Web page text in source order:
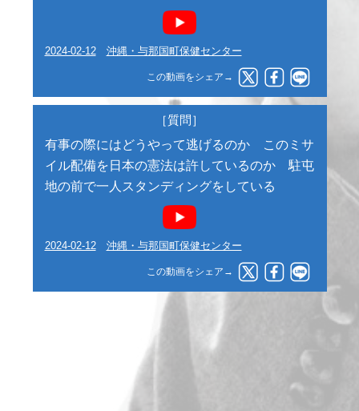
2024-02-12 沖縄・与那国町保健センター
この動画をシェア→
［質問］
有事の際にはどうやって逃げるのか このミサ
イル配備を日本の憲法は許しているのか 駐屯
地の前で一人スタンディングをしている
2024-02-12 沖縄・与那国町保健センター
この動画をシェア→